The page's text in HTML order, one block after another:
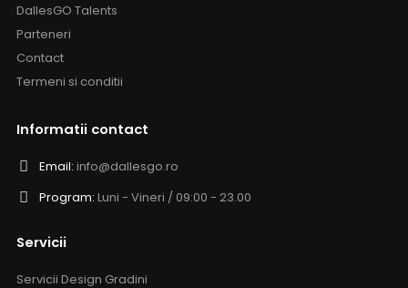
DallesGO Talents
Parteneri
Contact
Termeni si conditii
Informatii contact
Email: info@dallesgo.ro
Program: Luni - Vineri / 09:00 - 23.00
Servicii
Servicii Design Gradini